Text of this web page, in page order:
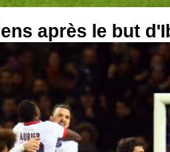
après le but